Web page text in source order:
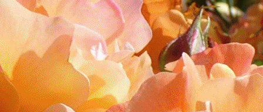
Exporter les lignes sélectionnées
Exporter toutes les colonnes
Exporter uniquement les colonnes affichées
Menu
<
>